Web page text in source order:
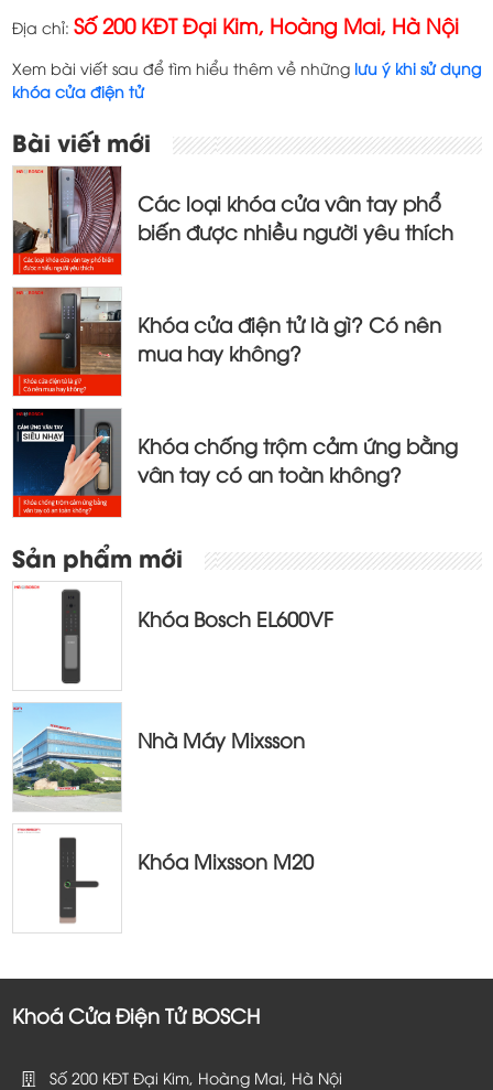
Địa chỉ: Số 200 KĐT Đại Kim, Hoàng Mai, Hà Nội
Xem bài viết sau để tìm hiểu thêm về những lưu ý khi sử dụng
khóa cửa điện tử
Điều
hướng
bài
viết
Bài viết mới
Các loại khóa cửa vân tay phổ
biến được nhiều người yêu thích
Khóa cửa điện tử là gì? Có nên
mua hay không?
Khóa chống trộm cảm ứng bằng
vân tay có an toàn không?
Sản phẩm mới
Khóa Bosch EL600VF
Nhà Máy Mixsson
Khóa Mixsson M20
Khoá Cửa Điện Tử BOSCH
Số 200 KĐT Đại Kim, Hoàng Mai, Hà Nội